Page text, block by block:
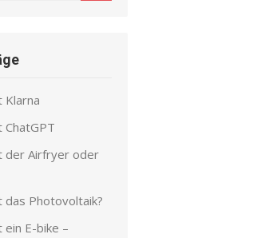
Klarna
der Airfryer oder
das Photovoltaik?
E-bike –